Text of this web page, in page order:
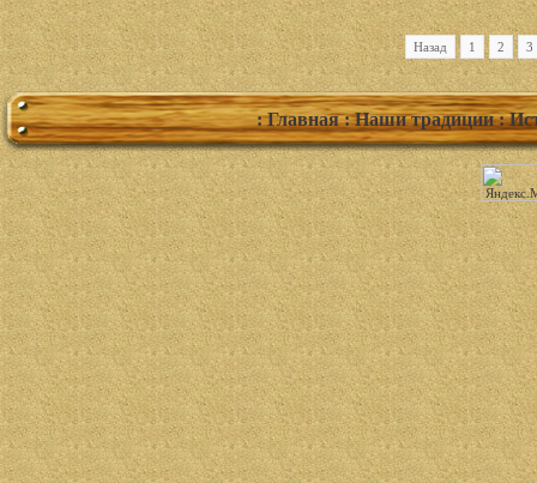
Назад 1 2 3
: Главная : Наши традиции :